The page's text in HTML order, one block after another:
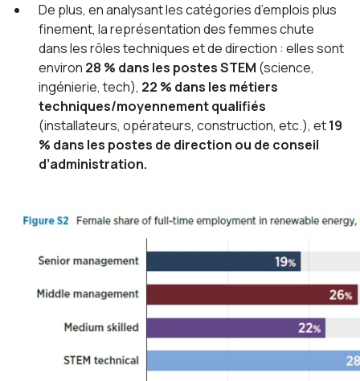
De plus, en analysant les catégories d’emplois plus
finement, la représentation des femmes chute
dans les rôles techniques et de direction : elles sont
environ 28 % dans les postes STEM (science,
ingénierie, tech), 22 % dans les métiers
techniques/moyennement qualifiés
(installateurs, opérateurs, construction, etc.), et19
% dans les postes de direction ou de conseil
d’administration.